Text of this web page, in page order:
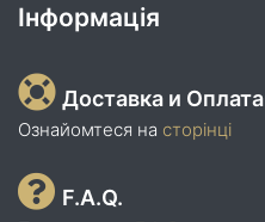
Інформація
Доставка и Оплата
Ознайомтеся на сторінці
F.A.Q.